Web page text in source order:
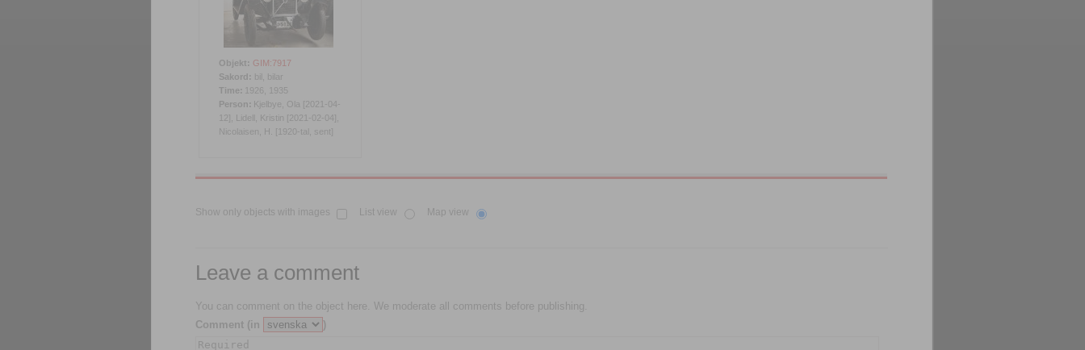
Objekt: GIM:7917
Sakord: bil, bilar
Time:
1926, 1935
Person: Kjelbye, Ola [2021-04-
12], Lidell, Kristin [2021-02-04],
Nicolaisen, H. [1920-tal, sent]
Show only objects with images List view Map view
Leave a comment
You can comment on the object here. We moderate all comments before publishing.
Comment (in
)